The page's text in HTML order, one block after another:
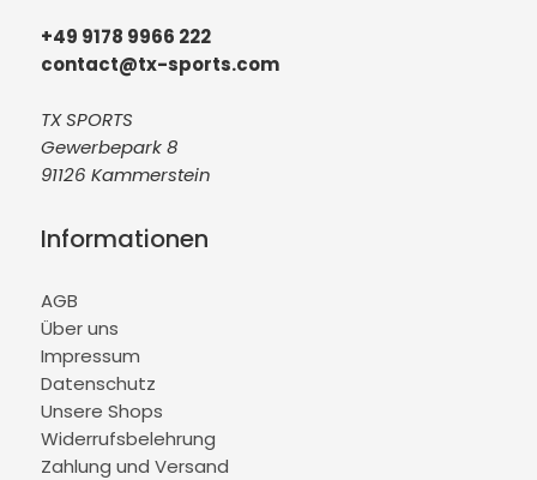
+49 9178 9966 222
contact@tx-sports.com
TX SPORTS
Gewerbepark 8
91126 Kammerstein
Informationen
AGB
Über uns
Impressum
Datenschutz
Unsere Shops
Widerrufsbelehrung
Zahlung und Versand